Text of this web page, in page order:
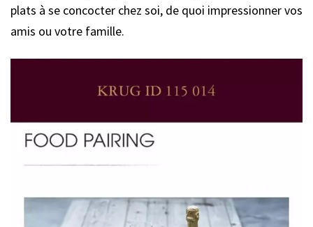
plats à se concocter chez soi, de quoi impressionner vos
amis ou votre famille.